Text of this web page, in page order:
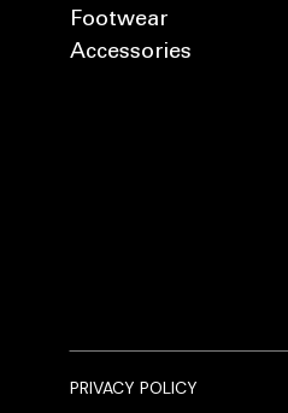
Footwear
Accessories
PRIVACY POLICY